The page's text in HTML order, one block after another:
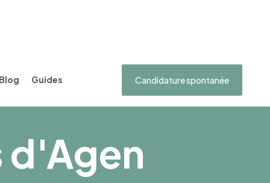
Blog Guides Candidature spontanée
d'Agen